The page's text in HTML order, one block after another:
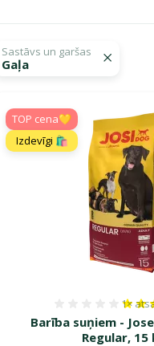
Atlasītie filtri
Sastāvs un garšas
Gaļa
Barība suņiem -
Regular, 15
1×
TOP cena💛
Izdevīgi 🛍️